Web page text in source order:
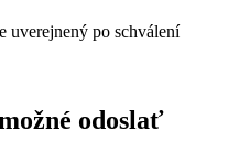
uverejnený po schválení
odoslať